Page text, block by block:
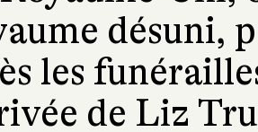
désuni,
les
de Liz